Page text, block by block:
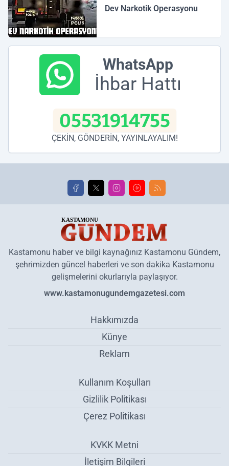
Dev Narkotik Operasyonu
WhatsApp
İhbar Hattı
05531914755
ÇEKİN, GÖNDERİN, YAYINLAYALIM!
Kastamonu haber ve bilgi kaynağınız Kastamonu Gündem,
şehrimizden güncel haberleri ve son dakika Kastamonu
gelişmelerini okurlarıyla paylaşıyor.
www.kastamonugundemgazetesi.com
Hakkımızda
Künye
Reklam
Kullanım Koşulları
Gizlilik Politikası
Çerez Politikası
KVKK Metni
İletişim Bilgileri